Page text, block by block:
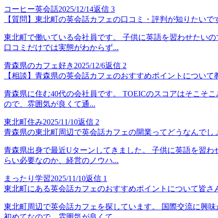
コーヒー英会話2025/12/14返信 3
【質問】東北町の英会話カフェの口コミ・評判が知りたいで
東北町で働いている会社員です。 子供に英語を習わせたい
口コミだけでは実態がわからず...
青森県のカフェ好き 2025/12/6返信 2
【相談】青森県の英会話カフェのおすすめポイントについて
青森県に住む40代の会社員です。 TOEICのスコアはそこそ
ので、雰囲気が良くて通...
東北町住み2025/11/10返信 2
青森県の東北町周辺で英会話カフェの開業ってどうなんでし
青森県出身で最近Uターンしてきました。 子供に英語を習
らい必要なのか、経営のノウハ...
まったり学習2025/11/10返信 1
東北町にある英会話カフェのおすすめポイントについて皆さ
東北町周辺で英会話カフェを探しています。 国際交流に興